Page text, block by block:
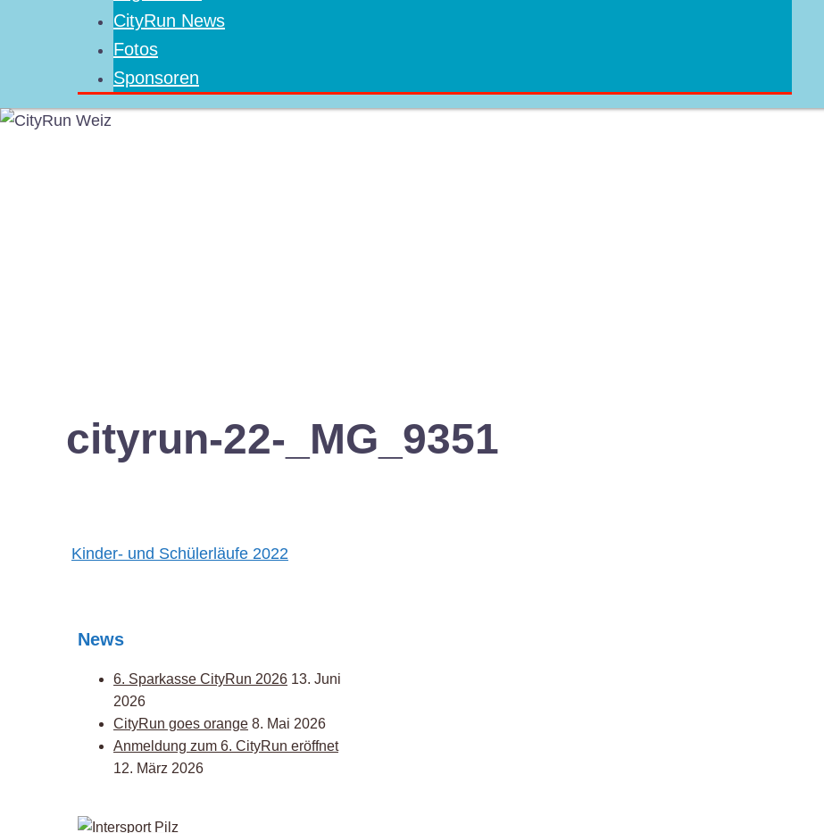
CityRun News
Fotos
Sponsoren
cityrun-22-_MG_9351
Post
Kinder- und Schülerläufe 2022
News
6. Sparkasse CityRun 2026 13. Juni
2026
CityRun goes orange 8. Mai 2026
Anmeldung zum 6. CityRun eröffnet
12. März 2026